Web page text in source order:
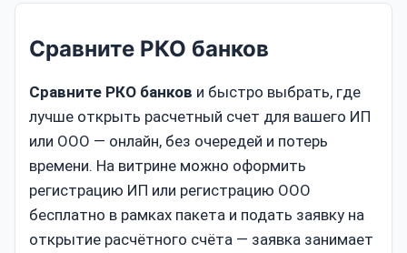
Сравните РКО банков
Сравните РКО банков и быстро выбрать, где
лучше открыть расчетный счет для вашего ИП
или ООО — онлайн, без очередей и потерь
времени. На витрине можно оформить
регистрацию ИП или регистрацию ООО
бесплатно в рамках пакета и подать заявку на
открытие расчётного счёта — заявка занимает